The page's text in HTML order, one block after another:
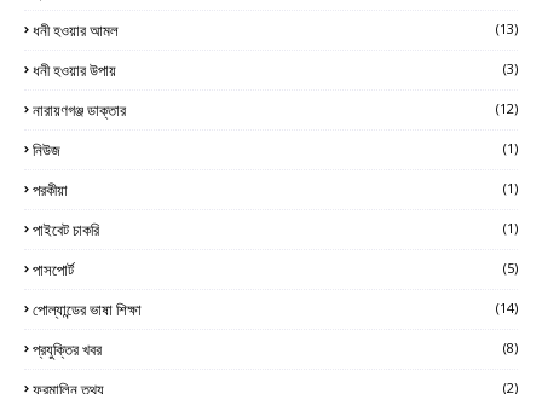
ধনী হওয়ার আমল (13)
ধনী হওয়ার উপায় (3)
নারায়ণগঞ্জ ডাক্তার (12)
নিউজ (1)
পরকীয়া (1)
পাইবেট চাকরি (1)
পাসপোর্ট (5)
পোল্যান্ডের ভাষা শিক্ষা (14)
প্রযুক্তির খবর (8)
ফরমালিন তথ্য (2)